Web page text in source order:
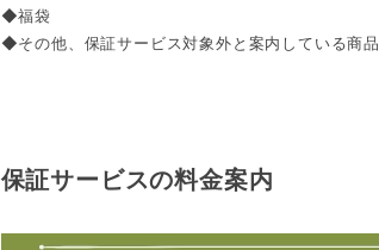
◆福袋
◆その他、保証サービス対象外と案内している商品
保証サービスの料金案内